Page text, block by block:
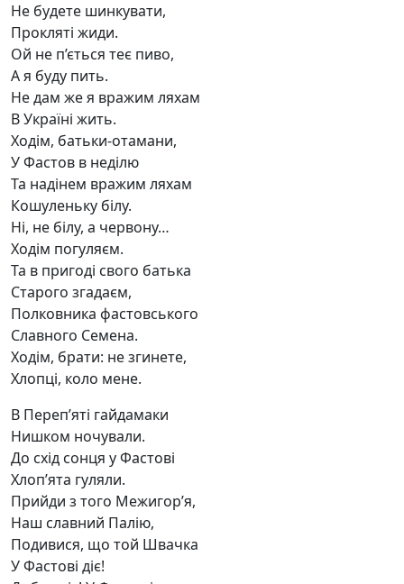
Не будете шинкувати,
Прокляті жиди.
Ой не п’ється теє пиво,
А я буду пить.
Не дам же я вражим ляхам
В Україні жить.
Ходім, батьки-отамани,
У Фастов в неділю
Та надінем вражим ляхам
Кошуленьку білу.
Ні, не білу, а червону…
Ходім погуляєм.
Та в пригоді свого батька
Старого згадаєм,
Полковника фастовського
Славного Семена.
Ходім, брати: не згинете,
Хлопці, коло мене.
В Переп’яті гайдамаки
Нишком ночували.
До схід сонця у Фастові
Хлоп’ята гуляли.
Прийди з того Межигор’я,
Наш славний Палію,
Подивися, що той Швачка
У Фастові діє!